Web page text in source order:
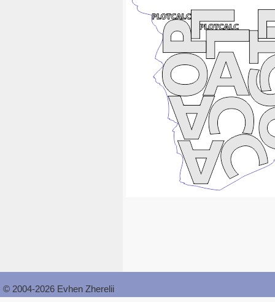
© 2004-2026 Evhen Zherelii